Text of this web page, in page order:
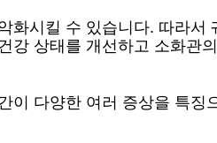
시킬 수 있습니다. 따라서
강 상태를 개선하고 소화관
다양한 여러 증상을 특징